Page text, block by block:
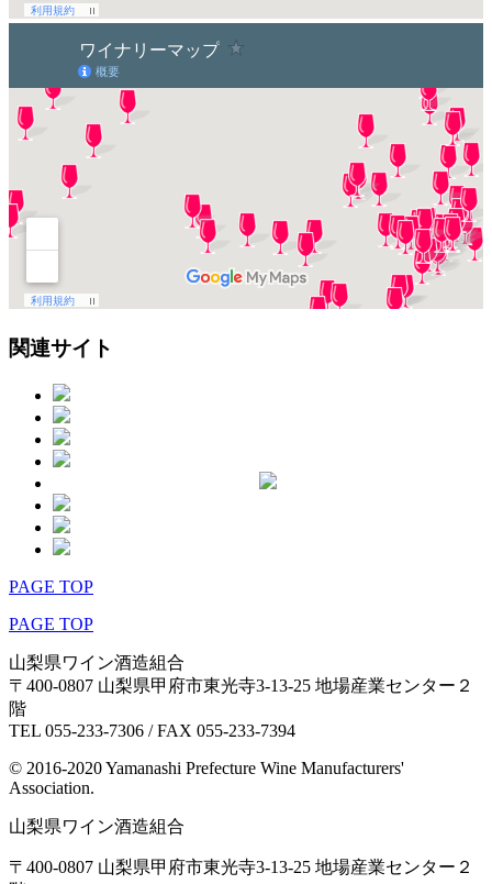
関連サイト
PAGE TOP
PAGE TOP
山梨県ワイン酒造組合
〒400-0807 山梨県甲府市東光寺3-13-25 地場産業センター２
階
TEL 055-233-7306 / FAX 055-233-7394
© 2016-2020 Yamanashi Prefecture Wine Manufacturers'
Association.
山梨県ワイン酒造組合
〒400-0807 山梨県甲府市東光寺3-13-25 地場産業センター２